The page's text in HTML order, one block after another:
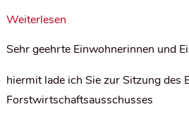
Weiterlesen
Sehr geehrte Einwohnerinnen und
hiermit lade ich Sie zur Sitzung des
Forstwirtschaftsausschusses